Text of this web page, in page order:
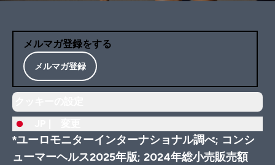
メルマガ登録をする
メルマガ登録
*ユーロモニターインターナショナル調べ; コンシ
ューマーヘルス2025年版; 2024年総小売販売額